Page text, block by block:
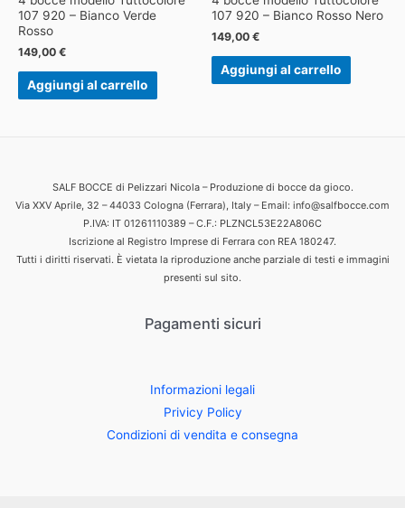
107 920 – Bianco Verde
Rosso
149,00 €
Aggiungi al carrello
107 920 – Bianco Rosso Nero
149,00 €
Aggiungi al carrello
SALF BOCCE di Pelizzari Nicola – Produzione di bocce da gioco.
Via XXV Aprile, 32 – 44033 Cologna (Ferrara), Italy – Email: info@salfbocce.com
P.IVA: IT 01261110389 – C.F.: PLZNCL53E22A806C
Iscrizione al Registro Imprese di Ferrara con REA 180247.
Tutti i diritti riservati. È vietata la riproduzione anche parziale di testi e immagini
presenti sul sito.
Pagamenti sicuri
Informazioni legali
Privicy Policy
Condizioni di vendita e consegna